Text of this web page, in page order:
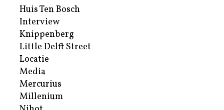
Huis Ten Bosch
Interview
Knippenberg
Little Delft Street
Locatie
Media
Mercurius
Millenium